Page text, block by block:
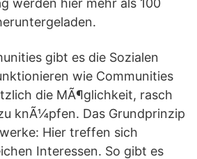
werden hier mehr als 100
gibt es die Sozialen
wie Communities
die MÃ¶glichkeit, rasch
knÃ¼pfen. Das Grundprinzip
Hier treffen sich
Interessen. So gibt es